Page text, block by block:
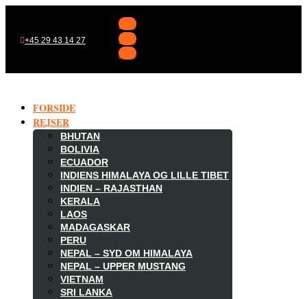
+45 29 43 14 27
Følg
Følg
Følg
FORSIDE
REJSER
BHUTAN
BOLIVIA
ECUADOR
INDIENS HIMALAYA OG LILLE TIBET
INDIEN – RAJASTHAN
KERALA
LAOS
MADAGASKAR
PERU
NEPAL – SYD OM HIMALAYA
NEPAL – UPPER MUSTANG
VIETNAM
SRI LANKA